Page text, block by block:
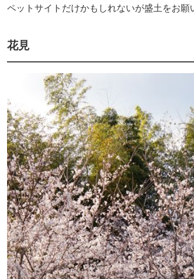
ペットサイトだけかもしれないが盛土をお願
花見